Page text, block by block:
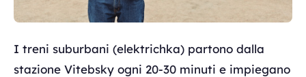
I treni suburbani (elektrichka) partono dalla
stazione Vitebsky ogni 20-30 minuti e impiegano